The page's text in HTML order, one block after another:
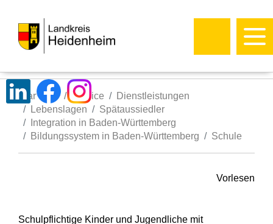
Startseite Service
Dienstleistungen
Lebenslagen
Spätaussiedler
Integration in Baden-Württemberg
Bildungssystem in Baden-Württemberg
Schule
Vorlesen
Schulpflichtige Kinder und Jugendliche mit